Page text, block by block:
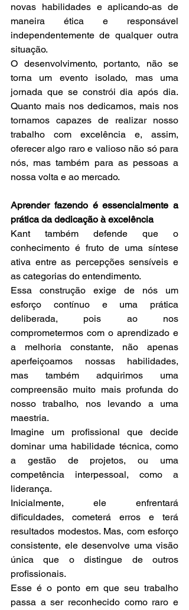
novas habilidades e aplicando-as de
maneira ética e responsável
independentemente de qualquer outra
situação.
O desenvolvimento, portanto, não se
torna um evento isolado, mas uma
jornada que se constrói dia após dia.
Quanto mais nos dedicamos, mais nos
tornamos capazes de realizar nosso
trabalho com excelência e, assim,
oferecer algo raro e valioso não só para
nós, mas também para as pessoas a
nossa volta e ao mercado.
Aprender fazendo é essencialmente a
prática da dedicação à excelência
Kant também defende que o
conhecimento é fruto de uma síntese
ativa entre as percepções sensíveis e
as categorias do entendimento.
Essa construção exige de nós um
esforço contínuo e uma prática
deliberada, pois ao nos
comprometermos com o aprendizado e
a melhoria constante, não apenas
aperfeiçoamos nossas habilidades,
mas também adquirimos uma
compreensão muito mais profunda do
nosso trabalho, nos levando a uma
maestria.
Imagine um profissional que decide
dominar uma habilidade técnica, como
a gestão de projetos, ou uma
competência interpessoal, como a
liderança.
Inicialmente, ele enfrentará
dificuldades, cometerá erros e terá
resultados modestos. Mas, com esforço
consistente, ele desenvolve uma visão
única que o distingue de outros
profissionais.
Esse é o ponto em que seu trabalho
passa a ser reconhecido como raro e